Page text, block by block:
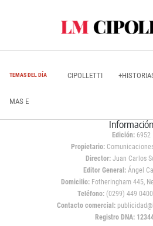
TEMAS DEL DÍA CIPOLLETTI
MAS E
Información
Edición: 6952
Propietario:
Director: Juan Carlos
Editor General:Ángel
Domicilio:Fotheringham 445,
Teléfono: (0299) 449
Contacto comercial:
Registro DNA: